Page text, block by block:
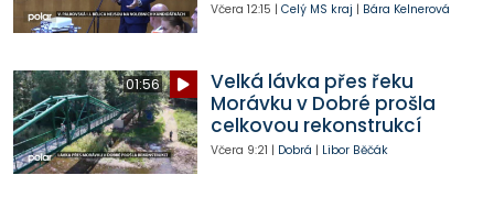
Včera 12:15 | Celý MS kraj | Bára Kelnerová
01:56
Velká lávka přes řeku
Morávku v Dobré prošla
celkovou rekonstrukcí
Včera 9:21 | Dobrá | Libor Běčák